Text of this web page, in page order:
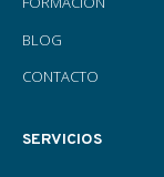
BLOG
CONTACTO
SERVICIOS